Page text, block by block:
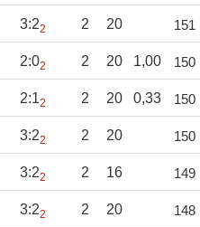
3:22 2 20 151
2:02 2 20 1,00 150
2:12 2 20 0,33 150
3:22 2 20 150
3:22 2 16 149
3:22 2 20 148